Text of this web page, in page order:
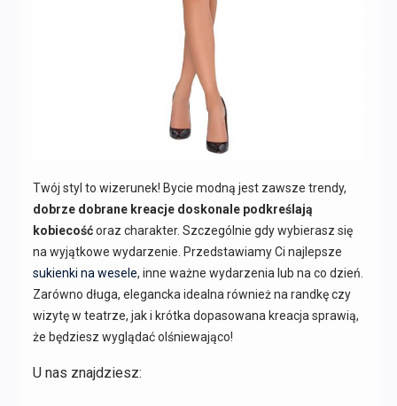
Twój styl to wizerunek! Bycie modną jest zawsze trendy,
dobrze dobrane kreacje doskonale podkreślają
kobiecośćoraz charakter. Szczególnie gdy wybierasz się
na wyjątkowe wydarzenie. Przedstawiamy Ci najlepsze
sukienki na wesele, inne ważne wydarzenia lub na co dzień.
Zarówno długa, elegancka idealna również na randkę czy
wizytę w teatrze, jak i krótka dopasowana kreacja sprawią,
że będziesz wyglądać olśniewająco!
U nas znajdziesz: